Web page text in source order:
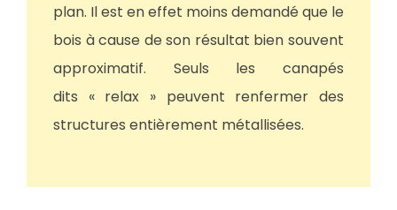
plan. Il est en effet moins demandé que le
bois à cause de son résultat bien souvent
approximatif. Seuls les canapés
dits « relax » peuvent renfermer des
structures entièrement métallisées.